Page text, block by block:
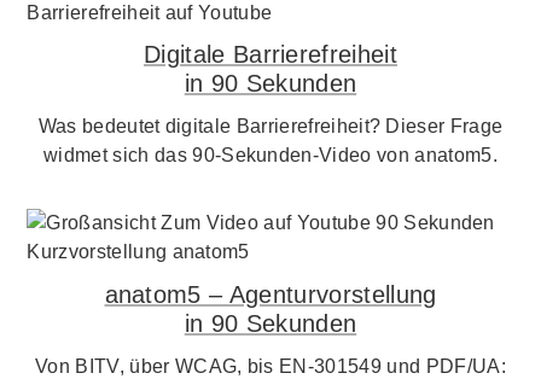
Digitale Barrierefreiheit
in 90 Sekunden
Was bedeutet digitale Barrierefreiheit? Dieser Frage
widmet sich das 90-Sekunden-Video von anatom5.
anatom5 – Agenturvorstellung
in 90 Sekunden
Von BITV, über WCAG, bis EN-301549 und PDF/UA: